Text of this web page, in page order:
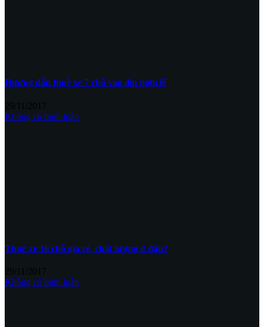
Hướng dẫn thuê xe 7 chỗ vào dịp nghỉ lễ
Không có bình luận
Thuê xe 16 chỗ giá rẻ, chất lượng ở đâu?
Không có bình luận